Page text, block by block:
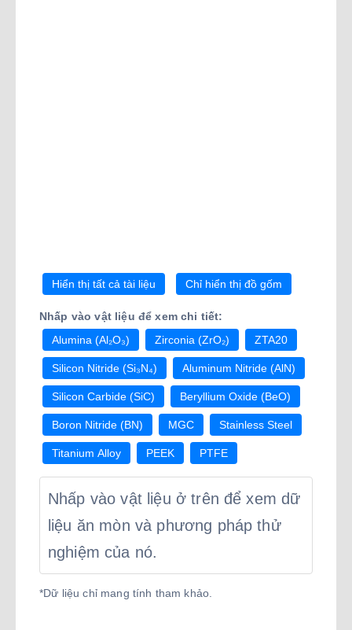
Hiển thị tất cả tài liệu Chỉ hiển thị đồ gốm
Nhấp vào vật liệu để xem chi tiết:
Alumina (Al₂O₃)
Zirconia (ZrO₂) ZTA20
Silicon Nitride (Si₃N₄) Aluminum Nitride (AlN)
Silicon Carbide (SiC) Beryllium Oxide (BeO)
Boron Nitride (BN) MGC Stainless Steel
Titanium Alloy PEEK PTFE
Nhấp vào vật liệu ở trên để xem dữ
liệu ăn mòn và phương pháp thử
nghiệm của nó.
*Dữ liệu chỉ mang tính tham khảo.